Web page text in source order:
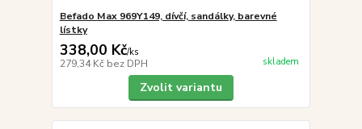
Befado Max 969Y149, dívčí, sandálky, barevné
lístky
338,00 Kč/ks
279,34 Kč bez DPH skladem
Zvolit variantu